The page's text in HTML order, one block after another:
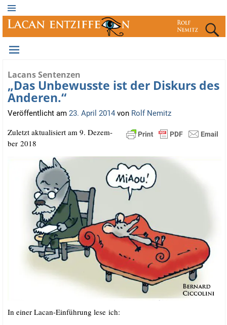
Lacans Sentenzen
„Das Unbewusste ist der Diskurs des
Anderen.“
Veröffentlicht am 23. April 2014 von Rolf Nemitz
Zuletzt aktua­li­siert am 9. Dezem­
ber 2018
In einer Lacan-Ein­füh­rung lese ich: